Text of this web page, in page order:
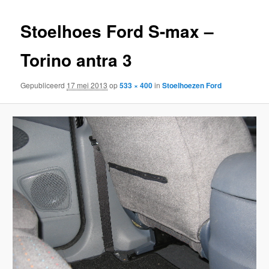
Stoelhoes Ford S-max –
Torino antra 3
Gepubliceerd 17 mei 2013 op533 × 400inStoelhoezen Ford